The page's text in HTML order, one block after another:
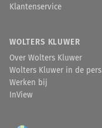
Klantenservice
WOLTERS KLUWER
Over Wolters Kluwer
Wolters Kluwer in de pers
Werken bij
InView